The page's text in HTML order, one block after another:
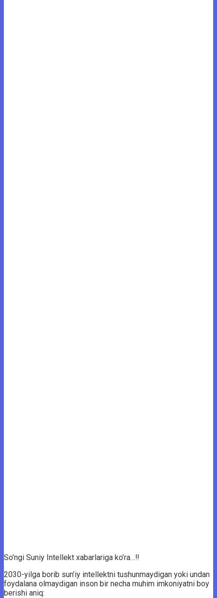
So’ngi Suniy Intellekt xabarlariga ko’ra…‼
2030-yilga borib sun’iy intellektni tushunmaydigan yoki undan
foydalana olmaydigan inson bir necha muhim imkoniyatni boy
berishi aniq: